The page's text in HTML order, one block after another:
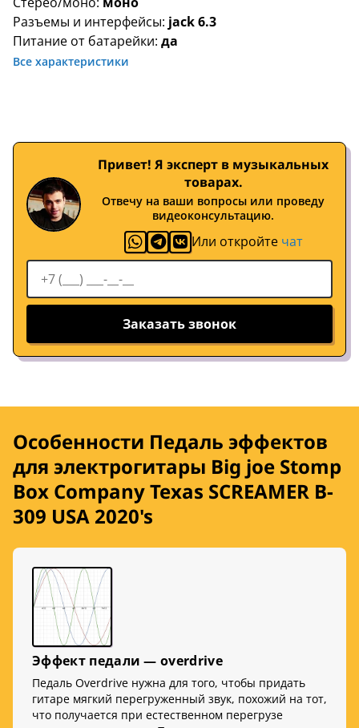
Разъемы и интерфейсы: jack 6.3
Питание от батарейки: да
Все характеристики
Привет! Я эксперт в музыкальных
товарах.
Отвечу на ваши вопросы или проведу
видеоконсультацию.
Или откройте чат
Заказать звонок
Особенности Педаль эффектов
для электрогитары Big joe Stomp
Box Company Texas SCREAMER B-
309 USA 2020's
Эффект педали — overdrive
Педаль Overdrive нужна для того, чтобы придать
гитаре мягкий перегруженный звук, похожий на тот,
что получается при естественном перегрузе